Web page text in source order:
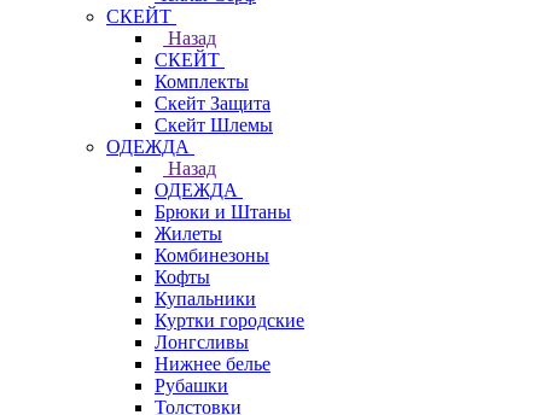
СКЕЙТ
Назад
СКЕЙТ
Комплекты
Скейт Защита
Скейт Шлемы
ОДЕЖДА
Назад
ОДЕЖДА
Брюки и Штаны
Жилеты
Комбинезоны
Кофты
Купальники
Куртки городские
Лонгсливы
Нижнее белье
Рубашки
Толстовки